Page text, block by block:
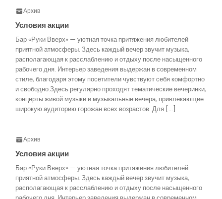
Архив
Условия акции
Бар «Руки Вверх» — уютная точка притяжения любителей
приятной атмосферы. Здесь каждый вечер звучит музыка,
располагающая к расслаблению и отдыху после насыщенного
рабочего дня. Интерьер заведения выдержан в современном
стиле, благодаря этому посетители чувствуют себя комфортно
и свободно.Здесь регулярно проходят тематические вечеринки,
концерты живой музыки и музыкальные вечера, привлекающие
широкую аудиторию горожан всех возрастов. Для […]
Архив
Условия акции
Бар «Руки Вверх» — уютная точка притяжения любителей
приятной атмосферы. Здесь каждый вечер звучит музыка,
располагающая к расслаблению и отдыху после насыщенного